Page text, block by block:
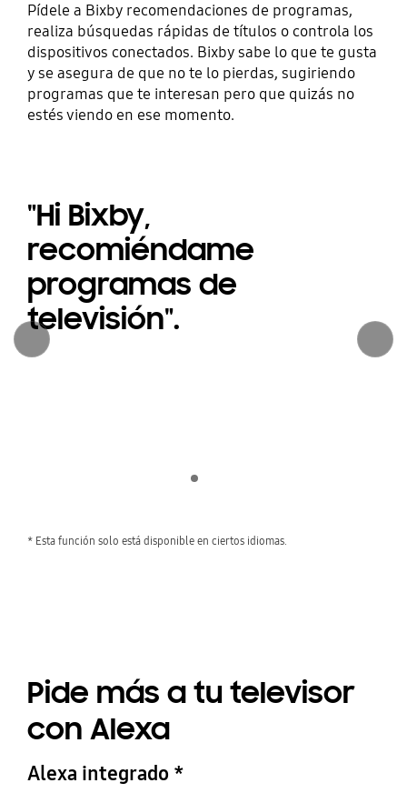
Pídele a Bixby recomendaciones de programas,
realiza búsquedas rápidas de títulos o controla los
dispositivos conectados. Bixby sabe lo que te gusta
y se asegura de que no te lo pierdas, sugiriendo
programas que te interesan pero que quizás no
estés viendo en ese momento.
"Hi Bixby,
recomiéndame
programas de
televisión".
* Esta función solo está disponible en ciertos idiomas.
Pide más a tu televisor
con Alexa
Alexa integrado *